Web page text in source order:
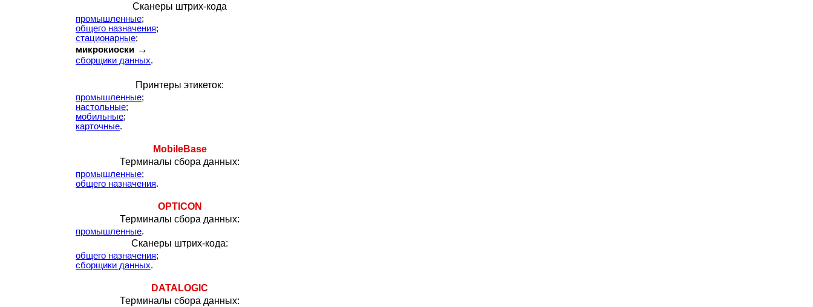
Сканеры штрих-кода
промышленные;
общего назначения;
стационарные;
микрокиоски →
сборщики данных.
Принтеры этикеток:
промышленные;
настольные;
мобильные;
карточные.
MobileBase
Терминалы сбора данных:
промышленные;
общего назначения.
OPTICON
Терминалы сбора данных:
промышленные.
Сканеры штрих-кода:
общего назначения;
сборщики данных.
DATALOGIC
Терминалы сбора данных: